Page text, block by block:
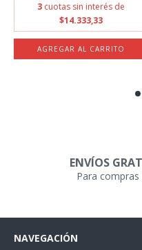
3 cuotas sin interés de
$14.333,33
ENVÍOS
Para
NAVEGACIÓN